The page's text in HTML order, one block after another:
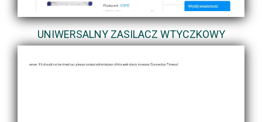
UNIWERSALNY ZASILACZ WTYCZKOWY